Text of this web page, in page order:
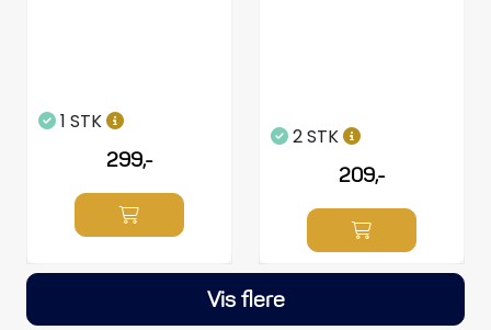
1 STK
299,-
2 STK
209,-
Vis flere